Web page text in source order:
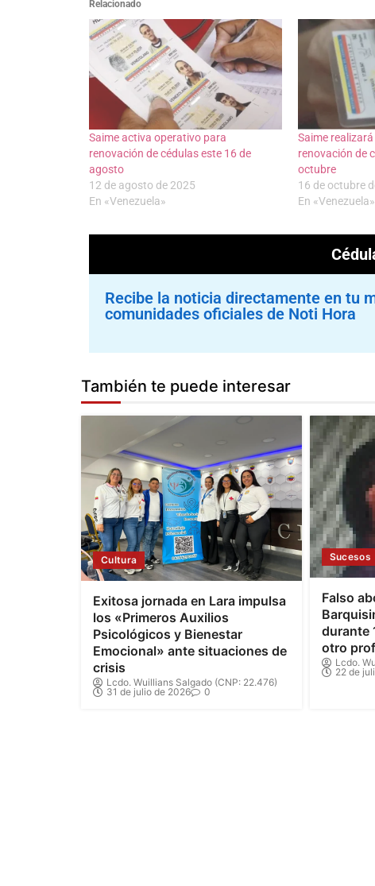
Relacionado
Saime activa operativo para
renovación de cédulas este 16 de
agosto
12 de agosto de 2025
En «Venezuela»
Saime
renovación de
octubre
16 de octubre
En «Venezuela»
Recibe la noticia directamente en tu
comunidades oficiales de Noti Hora
También te puede interesar
Cultura
Exitosa jornada en Lara impulsa
los «Primeros Auxilios
Psicológicos y Bienestar
Emocional» ante situaciones de
crisis
Lcdo. Wuillians Salgado (CNP: 22.476)
31 de julio de 2026
0
Sucesos
Falso
durante
otro
Lcdo.
22 de